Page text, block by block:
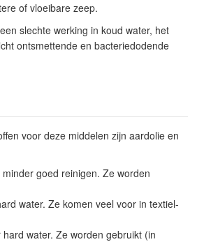
of vloeibare zeep.
slechte werking in koud water, het
ontsmettende en bacteriedodende
voor deze middelen zijn aardolie en
goed reinigen. Ze worden
water. Ze komen veel voor in textiel-
water. Ze worden gebruikt (in